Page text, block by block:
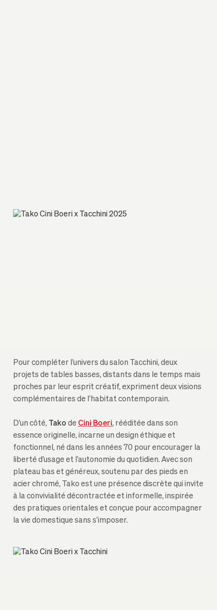
Pour compléter l’univers du salon Tacchini, deux
projets de tables basses, distants dans le temps mais
proches par leur esprit créatif, expriment deux visions
complémentaires de l’habitat contemporain.
D’un côté, Tako de Cini Boeri, rééditée dans son
essence originelle, incarne un design éthique et
fonctionnel, né dans les années 70 pour encourager la
liberté d’usage et l’autonomie du quotidien. Avec son
plateau bas et généreux, soutenu par des pieds en
acier chromé, Tako est une présence discrète qui invite
à la convivialité décontractée et informelle, inspirée
des pratiques orientales et conçue pour accompagner
la vie domestique sans s’imposer.